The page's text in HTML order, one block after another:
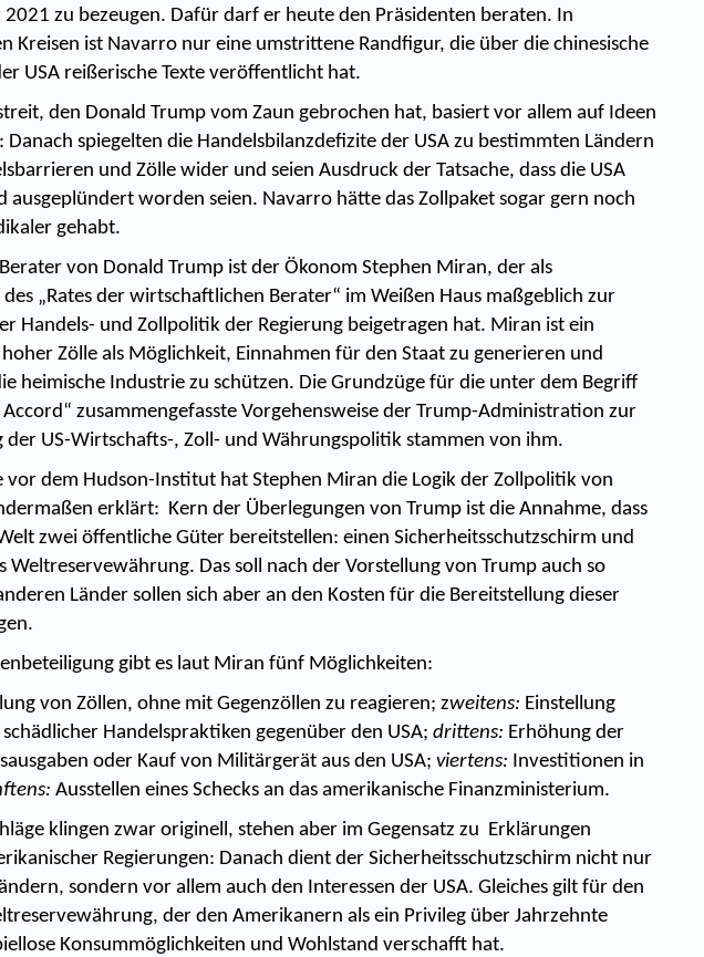
2021 zu bezeugen. Dafür darf er heute den Präsidenten beraten. In
Kreisen ist Navarro nur eine umstrittene Randfigur, die über die chinesische
USA reißerische Texte veröffentlicht hat.
den Donald Trump vom Zaun gebrochen hat, basiert vor allem auf Ideen
spiegelten die Handelsbilanzdefizite der USA zu bestimmten Ländern
und Zölle wider und seien Ausdruck der Tatsache, dass die USA
ausgeplündert worden seien. Navarro hätte das Zollpaket sogar gern noch
gehabt.
von Donald Trump ist der Ökonom Stephen Miran, der als
„Rates der wirtschaftlichen Berater“ im Weißen Haus maßgeblich zur
Handels- und Zollpolitik der Regierung beigetragen hat. Miran ist ein
Zölle als Möglichkeit, Einnahmen für den Staat zu generieren und
heimische Industrie zu schützen. Die Grundzüge für die unter dem Begriff
Accord“ zusammengefasste Vorgehensweise der Trump-Administration zur
der US-Wirtschafts-, Zoll- und Währungspolitik stammen von ihm.
vor dem Hudson-Institut hat Stephen Miran die Logik der Zollpolitik von
erklärt: Kern der Überlegungen von Trump ist die Annahme, dass
zwei öffentliche Güter bereitstellen: einen Sicherheitsschutzschirm und
Weltreservewährung. Das soll nach der Vorstellung von Trump auch so
Länder sollen sich aber an den Kosten für die Bereitstellung dieser
gibt es laut Miran fünf Möglichkeiten:
von Zöllen, ohne mit Gegenzöllen zu reagieren; zweitens: Einstellung
Handelspraktiken gegenüber den USA; drittens: Erhöhung der
oder Kauf von Militärgerät aus den USA; viertens: Investitionen in
Ausstellen eines Schecks an das amerikanische Finanzministerium.
klingen zwar originell, stehen aber im Gegensatz zu Erklärungen
Regierungen: Danach dient der Sicherheitsschutzschirm nicht nur
sondern vor allem auch den Interessen der USA. Gleiches gilt für den
der den Amerikanern als ein Privileg über Jahrzehnte
Konsummöglichkeiten und Wohlstand verschafft hat.